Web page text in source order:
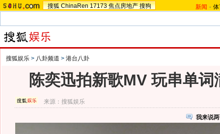
搜狐 ChinaRen 17173 焦点房地产 搜狗 新闻 -
搜狐娱乐 > 八卦频道 > 港台八卦
陈奕迅拍新歌MV 玩串单
来源：搜狐娱乐
我来说